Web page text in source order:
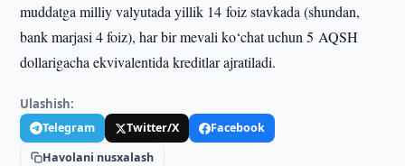
muddatga milliy valyutada yillik 14 foiz stavkada (shundan,
bank marjasi 4 foiz), har bir mevali ko‘chat uchun 5 AQSH
dollarigacha ekvivalentida kreditlar ajratiladi.
Ulashish:
Telegram Twitter/X
Facebook
Havolani nusxalash